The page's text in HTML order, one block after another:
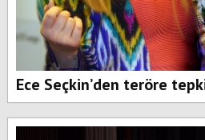
Ece Seçkin’den teröre